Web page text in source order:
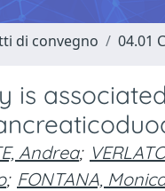
di convegno 04.01
is
Andrea;
; FONTANA,